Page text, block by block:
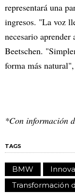
representará una
ingresos. "La voz
necesario
Beetschen.
forma más
*Con información
TAGS
BMW
Transformación